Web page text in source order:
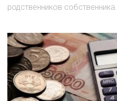
родственников собственника...